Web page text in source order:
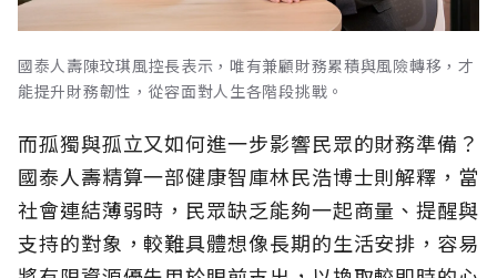
國泰人壽陳玟琪風控長表示，唯有兼顧財務累積與風險轉移，才
能提升財務韌性，從容面對人生各階段挑戰。
而孤獨與孤立又如何進一步影響民眾的財務準備？
國泰人壽精算一部健康智庫林民浩博士則解釋，當
社會連結薄弱時，民眾缺乏能夠一起商量、提醒與
支持的對象，較難具體想像長期的生活安排，容易